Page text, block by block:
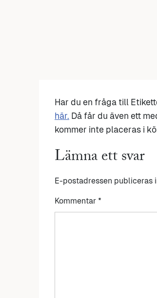
Har du en fråga till
här. Då får du även ett
kommer inte placeras i
Lämna ett svar
E-postadressen publiceras
Kommentar *